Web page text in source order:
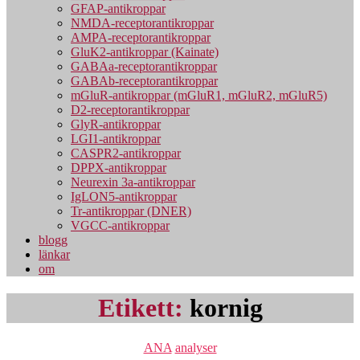
GFAP-antikroppar
NMDA-receptorantikroppar
AMPA-receptorantikroppar
GluK2-antikroppar (Kainate)
GABAa-receptorantikroppar
GABAb-receptorantikroppar
mGluR-antikroppar (mGluR1, mGluR2, mGluR5)
D2-receptorantikroppar
GlyR-antikroppar
LGI1-antikroppar
CASPR2-antikroppar
DPPX-antikroppar
Neurexin 3a-antikroppar
IgLON5-antikroppar
Tr-antikroppar (DNER)
VGCC-antikroppar
blogg
länkar
om
Etikett: kornig
Kategorier
ANA analyser